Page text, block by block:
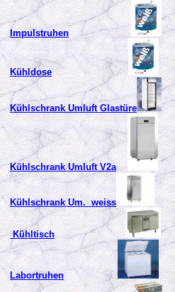
Impulstruhen
Kühldose
Kühlschrank Umluft Glastüre
Kühlschrank Umluft V2a
Kühlschrank Um. weiss
Kühltisch
Labortruhen